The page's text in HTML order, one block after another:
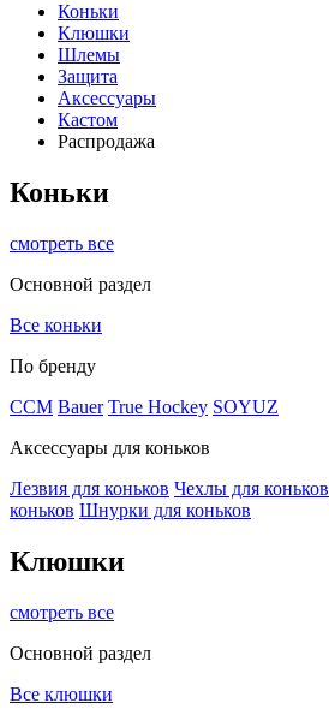
Коньки
Клюшки
Шлемы
Защита
Аксессуары
Кастом
Распродажа
Коньки
смотреть все
Основной раздел
Все коньки
По бренду
ССМ Bauer True Hockey SOYUZ
Аксессуары для коньков
Лезвия для коньков Чехлы для коньков
коньков Шнурки для коньков
Клюшки
смотреть все
Основной раздел
Все клюшки